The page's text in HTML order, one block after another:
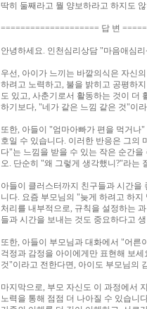
딱히 둘째라고 뭘 양보하라고 하지도
==================== 답 변
안녕하세요. 인천심리상담 "마음애심
우선, 아이가 느끼는 바깥의식은 자신
하려고 노력하고, 불을 밝히고 공평하
도 있고, 사춘기로서 활동하는 것이 더
하기보다, "네가 같은 느낌 같은 것"이
또한, 아들이 "엄마아빠가 편을 먹거나
호일 수 있습니다. 이러한 반응은 그의
다"는 느낌을 받을 수 있는 작은 순간
오. 단순히 "왜 그렇게 생각했니?"라는
아들이 클러스터까지 친구들과 시간을
니다. 요즘 부모님의 "늦게 하려고 하
처리를 내부적으로, 규칙을 설정하는
들과 시간을 보내는 것도 중요하다고
또한, 아들이 부모님과 대화에서 "어른
걱정과 감정을 아이에게만 표현해 보
것"이라고 전한다면, 아이도 부모님의
마지막으로, 부모 자신도 이 과정에서
노력을 통해 점점 더 나아질 수 있습니